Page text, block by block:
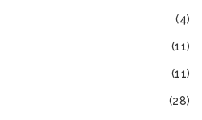
(4)
(11)
(11)
(28)